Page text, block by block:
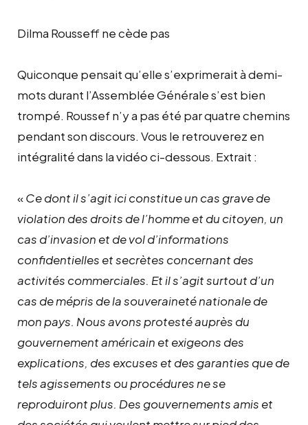
Dilma Rousseff ne cède pas
Quiconque pensait qu’elle s’exprimerait à demi-
mots durant l’Assemblée Générale s’est bien
trompé. Roussef n’y a pas été par quatre chemins
pendant son discours. Vous le retrouverez en
intégralité dans la vidéo ci-dessous. Extrait :
«Ce dont il s’agit ici constitue un cas grave de
violation des droits de l’homme et du citoyen, un
cas d’invasion et de vol d’informations
confidentielles et secrètes concernant des
activités commerciales. Et il s’agit surtout d’un
cas de mépris de la souveraineté nationale de
mon pays. Nous avons protesté auprès du
gouvernement américain et exigeons des
explications, des excuses et des garanties que de
tels agissements ou procédures ne se
reproduiront plus. Des gouvernements amis et